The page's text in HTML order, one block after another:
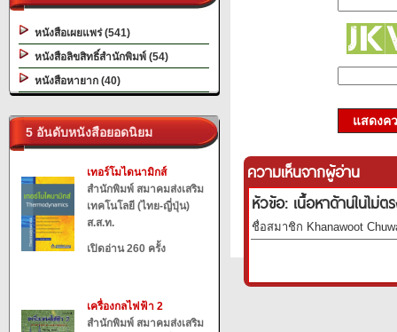
หนังสือเผยแพร่ (541)
หนังสือลิขสิทธิ์สำนักพิมพ์ (54)
หนังสือหายาก (40)
5 อันดับหนังสือยอดนิยม
เทอร์โมไดนามิกส์
สำนักพิมพ์ สมาคมส่งเสริม
เทคโนโลยี (ไทย-ญี่ปุ่น)
ส.ส.ท.
เปิดอ่าน 260 ครั้ง
เครื่องกลไฟฟ้า 2
สำนักพิมพ์ สมาคมส่งเสริม
แสดงค
ความเห็นจากผู้อ่าน
หัวข้อ: เนื้อหาด้านในไม่ต
ชื่อสมาชิก Khanawoot